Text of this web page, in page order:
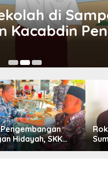
di
Kacabdin
Hidayah, SKK
North Madura II
Sampang